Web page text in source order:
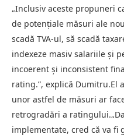
„Inclusiv aceste propuneri
de potențiale măsuri ale
scadă TVA-ul, să scadă
indexeze masiv salariile și
incoerent și inconsistent
rating.”, explică Dumitru.El
unor astfel de măsuri ar
retrogradări a
implementate, cred că va fi